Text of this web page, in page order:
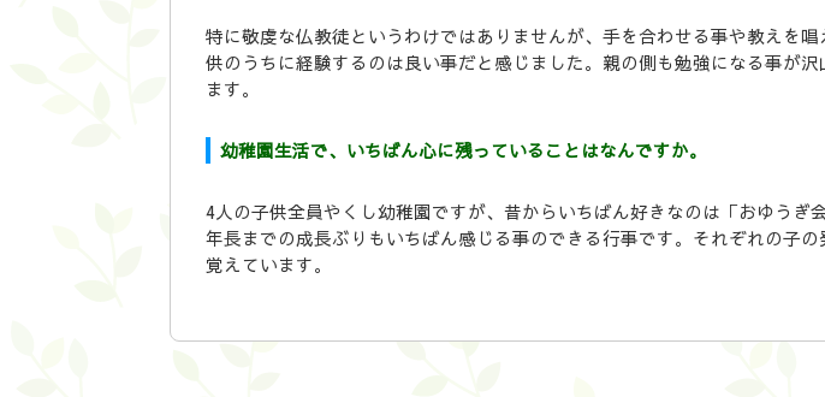
特に敬虔な仏教徒というわけではありませんが、手を合わせる事や教えを
供のうちに経験するのは良い事だと感じました。親の側も勉強になる事が
ます。
幼稚園生活で、いちばん心に残っていることはなんですか。
4人の子供全員やくし幼稚園ですが、昔からいちばん好きなのは「おゆうぎ
年長までの成長ぶりもいちばん感じる事のできる行事です。それぞれの子の
覚えています。